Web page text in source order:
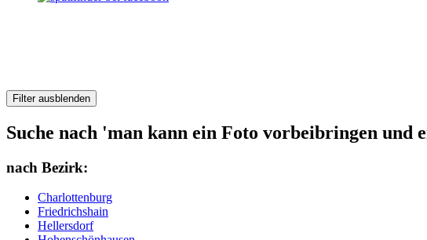
Filter ausblenden
Suche nach 'man kann ein Foto vorbeibringen
nach Bezirk:
Charlottenburg
Friedrichshain
Hellersdorf